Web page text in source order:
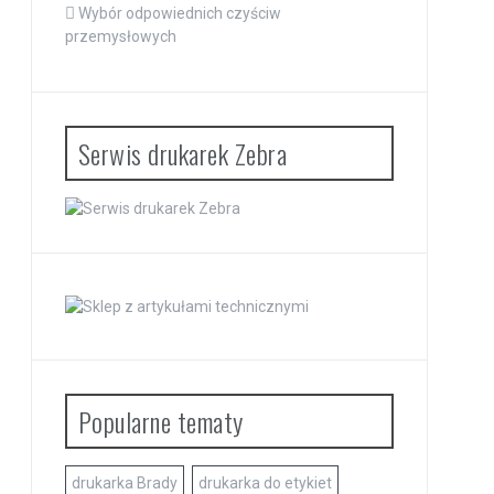
Wybór odpowiednich czyściw
przemysłowych
Serwis drukarek Zebra
Popularne tematy
drukarka Brady drukarka do etykiet